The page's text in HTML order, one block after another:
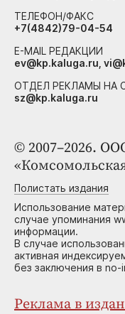
© 2007–2026.
Полистать издания
Использование
случае упоминания
информации.
В случае
активная
без заключения в
Реклама в
ТЕЛЕФОН/ФАКС
+7(4842)79-04-54
E-MAIL РЕДАКЦИИ
ev@kp.kaluga.ru,
ОТДЕЛ РЕКЛАМЫ НА
sz@kp.kaluga.ru